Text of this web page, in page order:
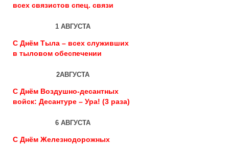
всех связистов спец. связи
1 АВГУСТА
С Днём Тыла – всех служивших
в тыловом обеспечении
2АВГУСТА
С Днём Воздушно-десантных
войск: Десантуре – Ура! (3 раза)
6 АВГУСТА
С Днём Железнодорожных